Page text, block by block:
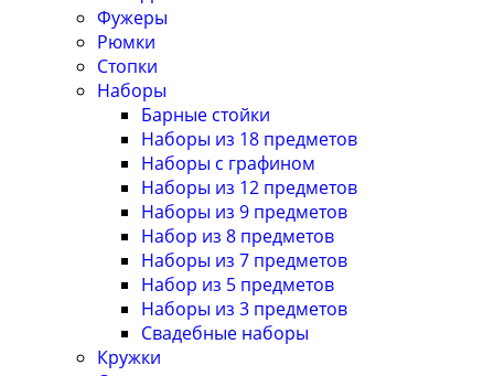
Фужеры
Рюмки
Стопки
Наборы
Барные стойки
Наборы из 18 предметов
Наборы с графином
Наборы из 12 предметов
Наборы из 9 предметов
Набор из 8 предметов
Наборы из 7 предметов
Набор из 5 предметов
Наборы из 3 предметов
Свадебные наборы
Кружки